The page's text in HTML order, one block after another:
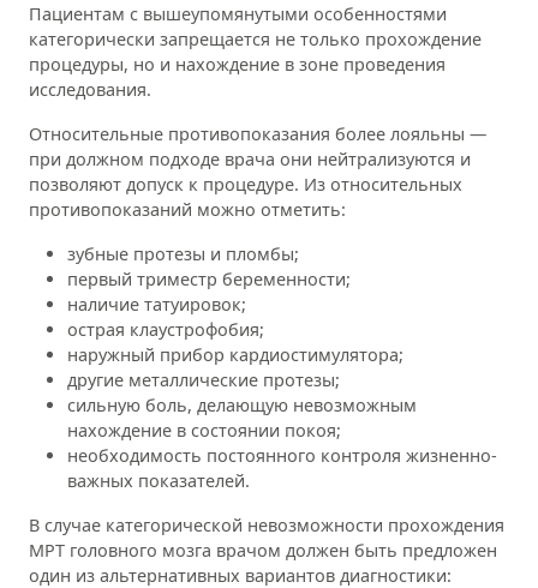
Пациентам с вышеупомянутыми особенностями
категорически запрещается не только прохождение
процедуры, но и нахождение в зоне проведения
исследования.
Относительные противопоказания более лояльны —
при должном подходе врача они нейтрализуются и
позволяют допуск к процедуре. Из относительных
противопоказаний можно отметить:
зубные протезы и пломбы;
первый триместр беременности;
наличие татуировок;
острая клаустрофобия;
наружный прибор кардиостимулятора;
другие металлические протезы;
сильную боль, делающую невозможным
нахождение в состоянии покоя;
необходимость постоянного контроля жизненно-
важных показателей.
В случае категорической невозможности прохождения
МРТ головного мозга врачом должен быть предложен
один из альтернативных вариантов диагностики: